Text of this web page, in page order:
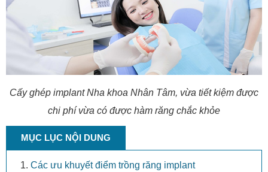
Cấy ghép implant Nha khoa Nhân Tâm, vừa tiết kiệm được
chi phí vừa có được hàm răng chắc khỏe
MỤC LỤC NỘI DUNG
Các ưu khuyết điểm trồng răng implant